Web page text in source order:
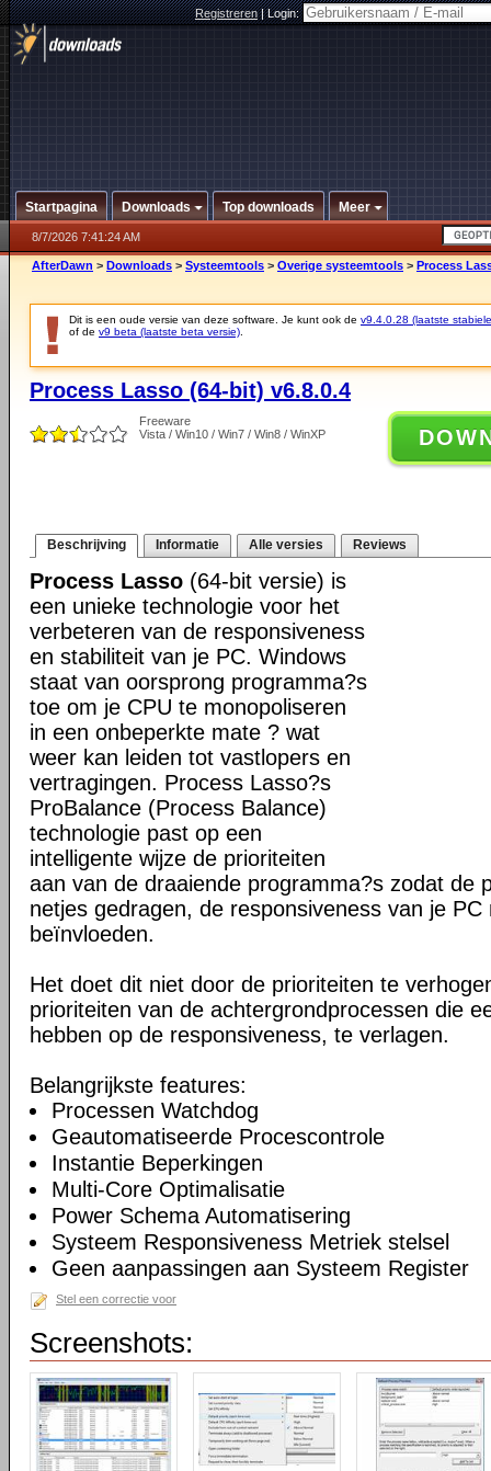
Registreren|Login:
Startpagina Downloads Top downloads Meer
8/7/2026 7:41:24 AM
AfterDawn > Downloads > Systeemtools > Overige systeemtools > Process
Dit is een oude versie van deze software. Je kunt ook de v9.4.0.28 (laatste
of de v9 beta (laatste beta versie)
Process Lasso (64-bit) v6.8.0.4
Freeware
Vista / Win10 / Win7 / Win8 / WinXP
Beschrijving Informatie Alle versies Reviews
Process Lasso (64-bit versie) is
een unieke technologie voor het
verbeteren van de responsiveness
en stabiliteit van je PC. Windows
staat van oorsprong programma?s
toe om je CPU te monopoliseren
in een onbeperkte mate ? wat
weer kan leiden tot vastlopers en
vertragingen. Process Lasso?s
ProBalance (Process Balance)
technologie past op een
intelligente wijze de prioriteiten
aan van de draaiende programma?s zodat de
netjes gedragen, de responsiveness van je PC
beïnvloeden.
Het doet dit niet door de prioriteiten te
prioriteiten van de achtergrondprocessen die
hebben op de responsiveness, te verlagen.
Belangrijkste features:
Processen Watchdog
Geautomatiseerde Procescontrole
Instantie Beperkingen
Multi-Core Optimalisatie
Power Schema Automatisering
Systeem Responsiveness Metriek stelsel
Geen aanpassingen aan Systeem Register
Stel een correctie voor
Screenshots: